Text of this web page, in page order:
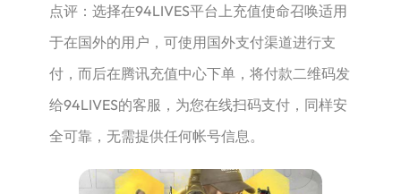
点评：选择在94LIVES平台上充值使命召唤适用
于在国外的用户，可使用国外支付渠道进行支
付，而后在腾讯充值中心下单，将付款二维码发
给94LIVES的客服，为您在线扫码支付，同样安
全可靠，无需提供任何帐号信息。